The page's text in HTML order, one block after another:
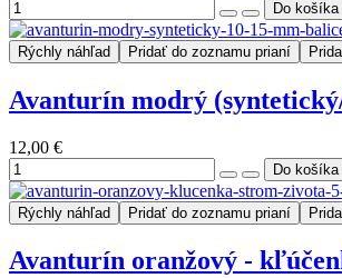
Rýchly náhľad Pridať do zoznamu prianí
Avanturín modrý
12,00 €
Rýchly náhľad Pridať do zoznamu prianí
Avanturín oranžový -